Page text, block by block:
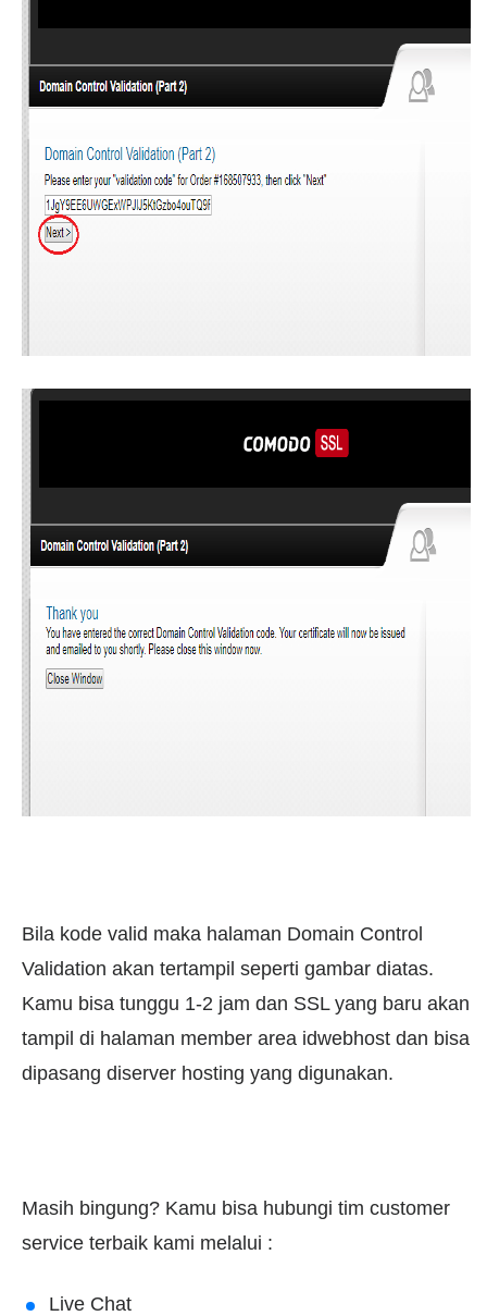
Bila kode valid maka halaman Domain Control
Validation akan tertampil seperti gambar diatas.
Kamu bisa tunggu 1-2 jam dan SSL yang baru akan
tampil di halaman member area idwebhost dan bisa
dipasang diserver hosting yang digunakan.
Masih bingung? Kamu bisa hubungi tim customer
service terbaik kami melalui :
Live Chat